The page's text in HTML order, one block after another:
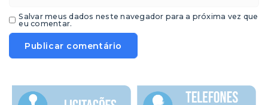
Salvar meus dados neste navegador para a próxima vez que
eu comentar.